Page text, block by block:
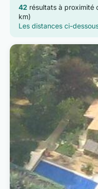
42 résultats à proximité
km)
Les distances ci-